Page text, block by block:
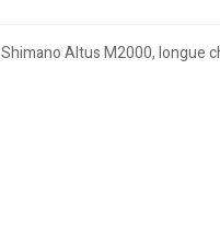
Shimano Altus M2000, longue